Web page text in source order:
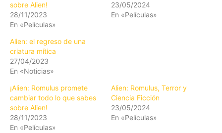
sobre Alien!
28/11/2023
En «Películas»
23/05/2024
En «Películas»
Alien: el regreso de una
criatura mítica
27/04/2023
En «Noticias»
¡Alien: Romulus promete
cambiar todo lo que sabes
sobre Alien!
28/11/2023
En «Películas»
Alien: Romulus, Terror y
Ciencia Ficción
23/05/2024
En «Películas»